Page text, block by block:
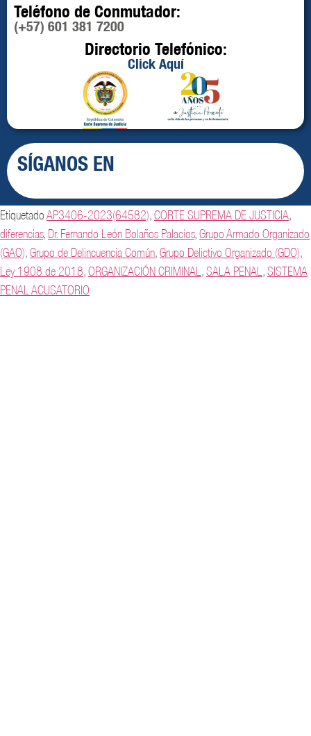
Teléfono de Conmutador:
(+57) 601 381 7200
Directorio Telefónico:
Click Aquí
SÍGANOS EN
EtiquetadoAP3406-2023(64582),CORTE SUPREMA DE JUSTICIA,
diferencias, Dr. Fernando León Bolaños Palacios,Grupo Armado Organizado
(GAO),Grupo de Delincuencia Común,Grupo Delictivo Organizado (GDO),
Ley 1908 de 2018,ORGANIZACIÓN CRIMINAL ,SALA PENAL ,SISTEMA
PENAL ACUSATORIO